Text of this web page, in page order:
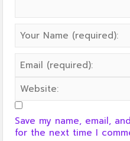
Save my name, email,
for the next time I